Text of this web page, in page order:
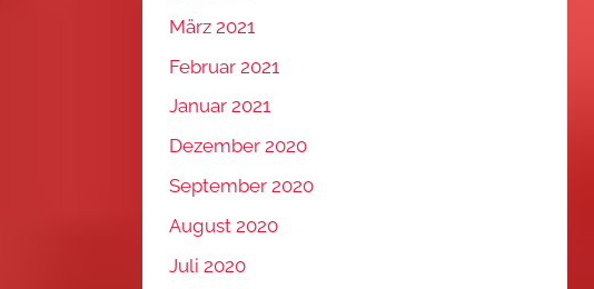
März 2021
Februar 2021
Januar 2021
Dezember 2020
September 2020
August 2020
Juli 2020